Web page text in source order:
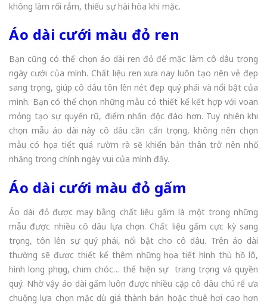
không làm rối rắm, thiếu sự hài hòa khi mặc.
Áo dài cưới màu đỏ ren
Bạn cũng có thể chọn áo dài ren đỏ để mặc làm cô dâu trong
ngày cưới của mình. Chất liệu ren xưa nay luôn tạo nên vẻ đẹp
sang trọng, giúp cô dâu tôn lên nét đẹp quý phái và nổi bật của
mình. Bạn có thể chọn những mẫu có thiết kế kết hợp với voan
mỏng tạo sự quyến rũ, điểm nhấn độc đáo hơn. Tuy nhiên khi
chọn mẫu áo dài này cô dâu cần cẩn trọng, không nên chọn
mẫu có họa tiết quá rườm rà sẽ khiến bản thân trở nên nhố
nhăng trong chính ngày vui của mình đấy.
Áo dài cưới màu đỏ gấm
Áo dài đỏ được may bằng chất liệu gấm là một trong những
mẫu được nhiều cô dâu lựa chọn. Chất liệu gấm cực kỳ sang
trọng, tôn lên sự quý phái, nổi bật cho cô dâu. Trên áo dài
thường sẽ được thiết kế thêm những họa tiết hình thù hồ lô,
hình long phụng, chim chóc… thể hiện sự trang trọng và quyền
quý. Nhờ vậy áo dài gấm luôn được nhiều cặp cô dâu chú rể ưa
chuộng lựa chọn mặc dù giá thành bán hoặc thuê hơi cao hơn